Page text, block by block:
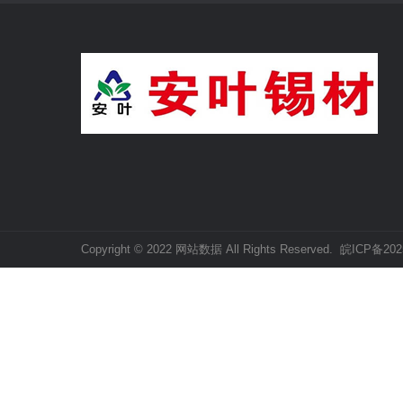
Copyright © 2022 网站数据 All Rights Reserved. 皖ICP备